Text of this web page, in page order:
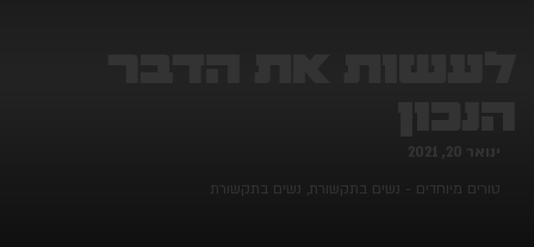
ינואר 20, 2021
טורים מיוחדים - נשים בתקשורת, נשים בתקשורת